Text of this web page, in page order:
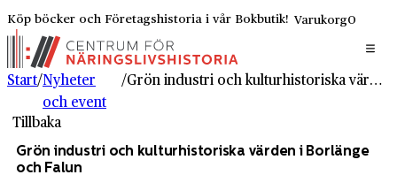
Köp böcker och Företagshistoria i vår Bokbutik! Varukorg0
Start/Nyheter
och event
/ Grön industri och kulturhistoriska värden i Borlänge och Falun
Tillbaka
Grön industri och kulturhistoriska värden i Borlänge
och Falun